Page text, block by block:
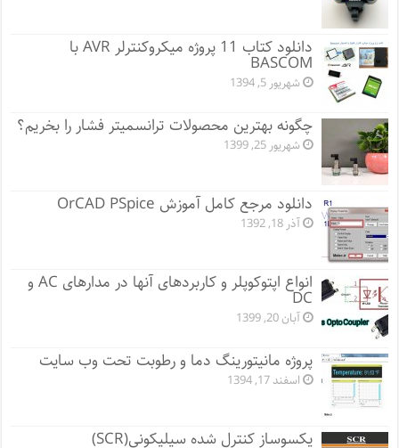
دانلود کتاب 11 پروژه میکروکنترلر AVR با
BASCOM
شهریور 5, 1394
چگونه بهترین محصولات ترانسمیتر فشار را بخریم؟
شهریور 25, 1399
دانلود مرجع کامل آموزش OrCAD PSpice
آذر 18, 1392
انواع اپتوکوپلر و کاربردهای آنها در مدارهای AC و
DC
آبان 20, 1399
پروژه مانيتورينگ دما و رطوبت تحت وب سایت
اسفند 17, 1394
یکسوساز کنترل شده سیلیکونی(SCR)